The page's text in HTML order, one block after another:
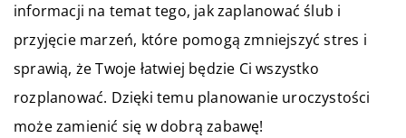
informacji na temat tego, jak zaplanować ślub i
przyjęcie marzeń, które pomogą zmniejszyć stres i
sprawią, że Twoje łatwiej będzie Ci wszystko
rozplanować. Dzięki temu planowanie uroczystości
może zamienić się w dobrą zabawę!